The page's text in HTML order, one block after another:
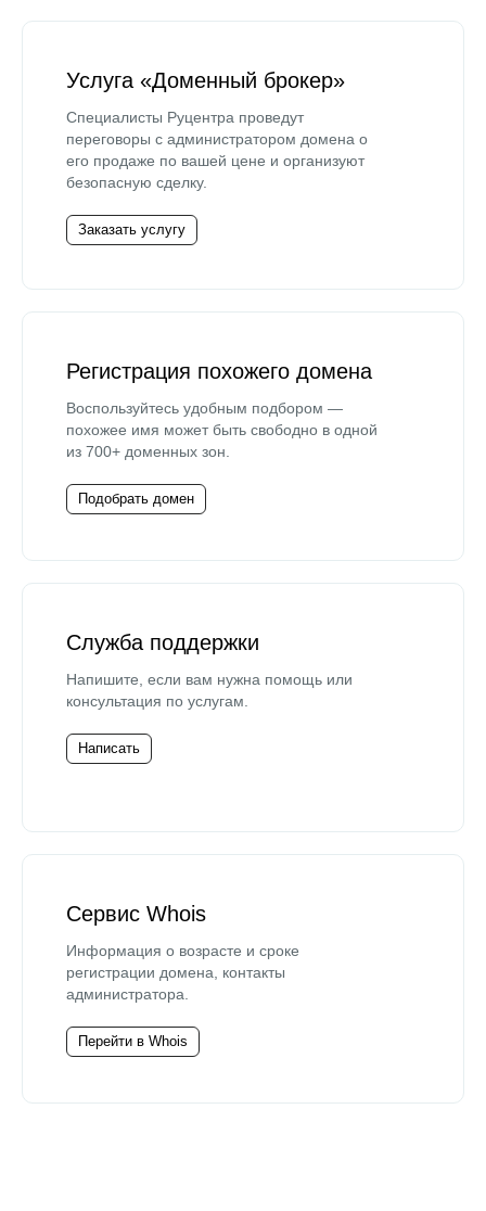
Услуга «Доменный брокер»
Специалисты Руцентра проведут
переговоры с администратором домена о
его продаже по вашей цене и организуют
безопасную сделку.
Заказать услугу
Регистрация похожего домена
Воспользуйтесь удобным подбором —
похожее имя может быть свободно в одной
из 700+ доменных зон.
Подобрать домен
Служба поддержки
Напишите, если вам нужна помощь или
консультация по услугам.
Написать
Сервис Whois
Информация о возрасте и сроке
регистрации домена, контакты
администратора.
Перейти в Whois